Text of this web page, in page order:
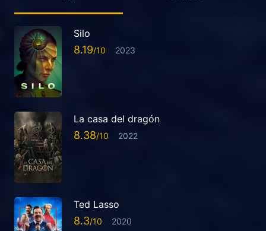
Silo
8.19 2023
La casa del dragón
8.38 2022
Ted Lasso
8.3 2020